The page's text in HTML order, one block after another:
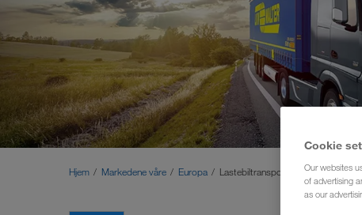
Hjem Markedene våre Europa Lastebiltransporter Estland
Cookie
Our websites
of advertising
as our